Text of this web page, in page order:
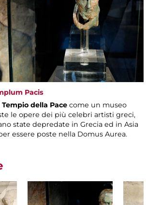
Pacis
Tempio della Pace come un museo
le opere dei più celebri artisti greci,
state depredate in Grecia ed in Asia
essere poste nella Domus Aurea.